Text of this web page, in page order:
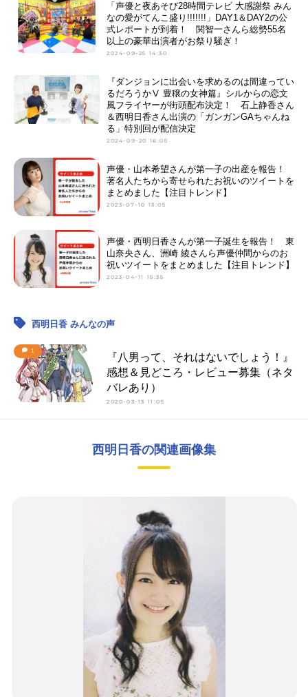
「声優と夜あそび28時間テレビ 大感謝祭 みん
なの愛がてんこ盛り!!!!!!!」DAY1＆DAY2の公
式レポートが到着！ 関智一さんら総勢55名
以上の豪華出演者がお祭り騒ぎ！
2024-09-25 14:30
『ダンジョンに出会いを求めるのは間違ってい
るだろうかⅤ 豊穣の女神篇』シルからの恋文
風フライヤーが街頭配布決定！ 石上静香さん
＆西明日香さん出演の「ガンガンGAちゃんね
る」特別回が配信決定
2024-09-20 16:05
声優・山本希望さんが第一子の出産を報告！
著名人たちから寄せられたお祝いのツイートを
まとめました【注目トレンド】
2023-07-10 13:05
声優・西明日香さんが第一子誕生を報告！ 東
山奈央さん、洲崎 綾さんら声優仲間からのお
祝いツイートをまとめました【注目トレンド】
2023-04-11 15:35
西明日香 みんなの声
1
『八男って、それはないでしょう！』
感想＆見どころ・レビュー募集（ネタ
バレあり）
2020-03-13 11:05
西明日香の関連画像集